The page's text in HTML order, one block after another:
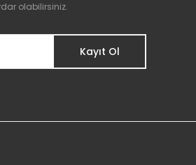
olabilirsiniz.
Kayıt Ol